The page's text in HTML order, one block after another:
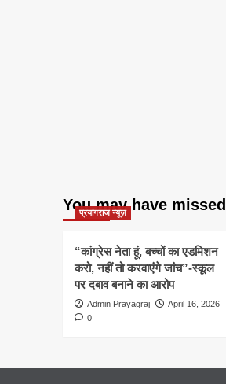
You may have missed
प्रयागराज न्यूज़
“कांग्रेस नेता हूं, बच्चों का एडमिशन
करो, नहीं तो करवाएंगे जांच”-स्कूल
पर दबाव बनाने का आरोप
Admin Prayagraj
April 16, 2026
0